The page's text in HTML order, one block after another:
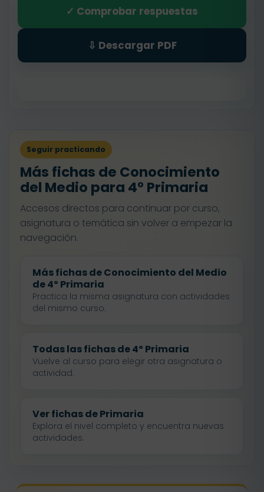
✓ Comprobar respuestas
⇩ Descargar PDF
Seguir practicando
Más fichas de Conocimiento
del Medio para 4º Primaria
Accesos directos para continuar por curso,
asignatura o temática sin volver a empezar la
navegación.
Más fichas de Conocimiento del Medio
de 4º Primaria
Practica la misma asignatura con actividades
del mismo curso.
Todas las fichas de 4º Primaria
Vuelve al curso para elegir otra asignatura o
actividad.
Ver fichas de Primaria
Explora el nivel completo y encuentra nuevas
actividades.